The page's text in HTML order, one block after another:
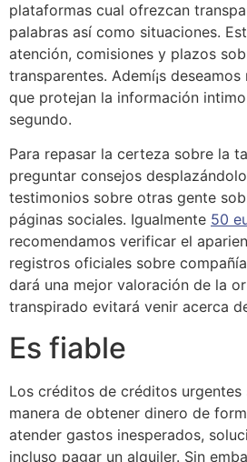
plataformas cual ofrezcan
palabras así­ como situaciones.
atención, comisiones y plazos
transparentes. Ademí¡s
que protejan la información
segundo.
Para repasar la certeza sobre la
preguntar consejos
testimonios sobre otras gente
páginas sociales. Igualmente 50
recomendamos verificar el
registros oficiales sobre
dará una mejor valoración de la
transpirado evitará venir acerca
Es fiable
Los créditos de créditos urgentes
manera de obtener dinero de
atender gastos inesperados,
incluso pagar un alquiler. Sin